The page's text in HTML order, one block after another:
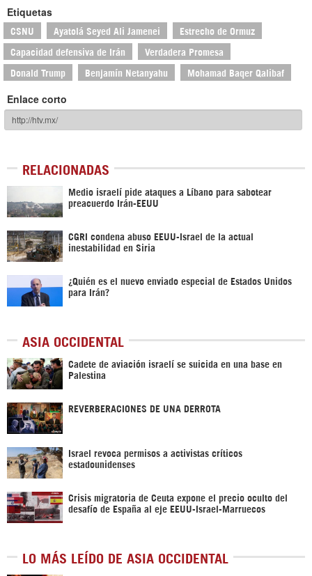
Etiquetas
CSNU Ayatolá Seyed Ali Jamenei Estrecho de Ormuz
Capacidad defensiva de Irán Verdadera Promesa
Donald Trump Benjamín Netanyahu Mohamad Baqer Qalibaf
Enlace corto
RELACIONADAS
Medio israelí pide ataques a Líbano para sabotear
preacuerdo Irán-EEUU
CGRI condena abuso EEUU-Israel de la actual
inestabilidad en Siria
¿Quién es el nuevo enviado especial de Estados Unidos
para Irán?
ASIA OCCIDENTAL
Cadete de aviación israelí se suicida en una base en
Palestina
REVERBERACIONES DE UNA DERROTA
Israel revoca permisos a activistas críticos
estadounidenses
Crisis migratoria de Ceuta expone el precio oculto del
desafío de España al eje EEUU-Israel-Marruecos
LO MÁS LEÍDO DE ASIA OCCIDENTAL